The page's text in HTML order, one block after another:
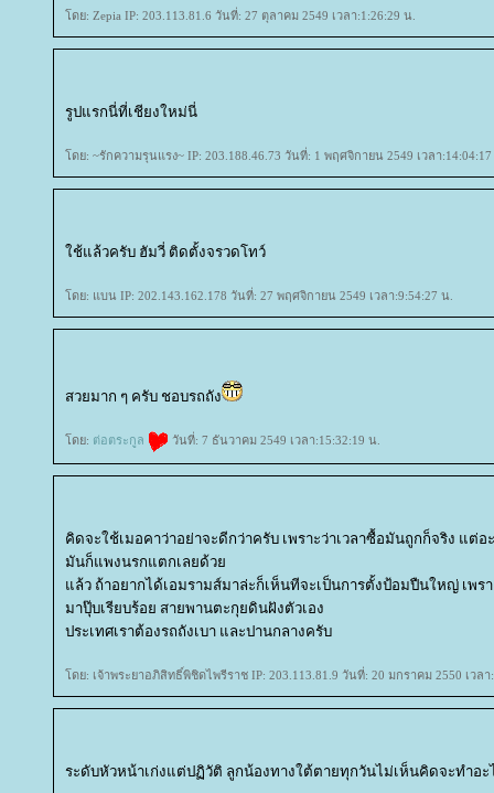
ดย: Zepia IP: 203.113.81.6 วันที่: 27 ตุลาคม 2549 เวลา:1:26:29 น.
รูปแรกนี่ที่เชียงใหม่นี่
ดย: ~รักความรุนแรง~ IP: 203.188.46.73 วันที่: 1 พฤศจิกายน 2549 เวลา
ช้แล้วครับ ฮัมวี่ ติดตั้งจรวดโทว์
ดย: แบน IP: 202.143.162.178 วันที่: 27 พฤศจิกายน 2549 เวลา:9:54:27 น.
สวยมาก ๆ ครับ ชอบรถถัง
ดย: ต่อตระกูล วันที่: 7 ธันวาคม 2549 เวลา:15:32:19 น.
คิดจะใช้เมอคาว่าอย่าจะดีกว่าครับ เพราะว่าเวลาซื้อมันถูกก็จริง แต่อ
มันก็แพงนรกแตกเลยด้ว
ล้ว ถ้าอยากได้เอมรามส์มาล่ะก็เห็นทีจะเป็นการตั้งป้อมปืนใหญ่ เพรา
มาปุ๊บเรียบร้อย สายพานตะกุยดินฝังตัวเอง
ประเทศเราต้องรถถังเบา และปานกลางครับ
ดย: เจ้าพระยาอภิสิทธิ์พิชิดไพรีราช IP: 203.113.81.9 วันที่: 20 มกราคม 2550 เวลา
ระดับหัวหน้าเก่งแต่ปฏิวัติ ลูกน้องทางใต้ตายทุกวันไม่เห็นคิดจะทำอะ